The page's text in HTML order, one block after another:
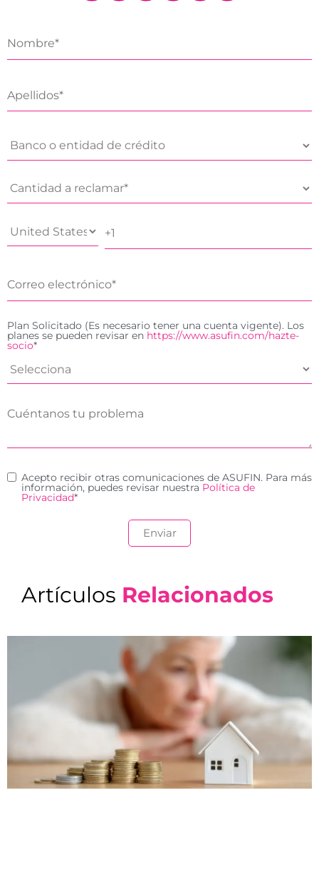
Plan Solicitado (Es necesario tener una cuenta vigente). Los
planes se pueden revisar en https://www.asufin.com/hazte-
socio*
Acepto recibir otras comunicaciones de ASUFIN. Para más
información, puedes revisar nuestra Política de
Privacidad*
Artículos Relacionados